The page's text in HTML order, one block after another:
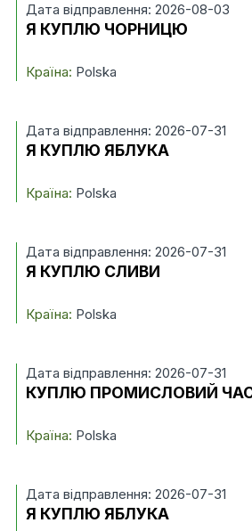
Дата відправлення: 2026-08-03
Я КУПЛЮ ЧОРНИЦЮ
Країна: Polska
Дата відправлення: 2026-07-31
Я КУПЛЮ ЯБЛУКА
Країна: Polska
Дата відправлення: 2026-07-31
Я КУПЛЮ СЛИВИ
Країна: Polska
Дата відправлення: 2026-07-31
КУПЛЮ ПРОМИСЛОВИЙ
Країна: Polska
Дата відправлення: 2026-07-31
Я КУПЛЮ ЯБЛУКА